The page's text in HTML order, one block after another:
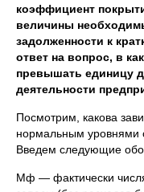
коэффициент покры­
величины
задолженности к
ответ на вопрос, в
превышать единицу
деятельности
Посмотрим, какова
нормаль­ным уровнями
Введем следую­щие
Мф — фактически